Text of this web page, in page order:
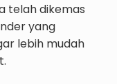
telah dikemas
yang
lebih mudah